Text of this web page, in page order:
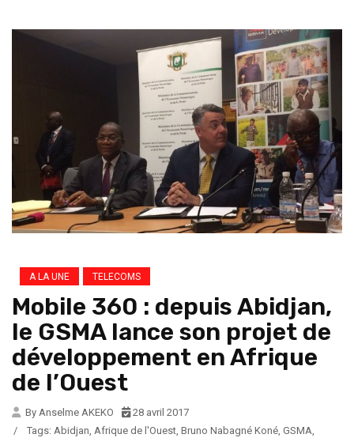
A LA UNE TELECOMS
Mobile 360 : depuis Abidjan,
le GSMA lance son projet de
développement en Afrique
de l’Ouest
By Anselme AKEKO
28 avril 2017
/
Tags: Abidjan, Afrique de l'Ouest, Bruno Nabagné Koné, GSMA,